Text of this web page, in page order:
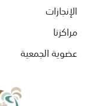
الإنجازات
مراكزنا
عضوية الجمعية